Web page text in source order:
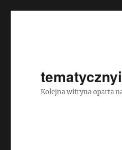
Kolejna witryna oparta